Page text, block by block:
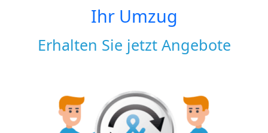
Ihr Umzug
Erhalten Sie jetzt Angebote